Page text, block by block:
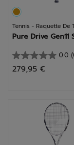
Tennis - Raquette De
Pure Drive Gen11
0.0
0.0
sur
279,95 €